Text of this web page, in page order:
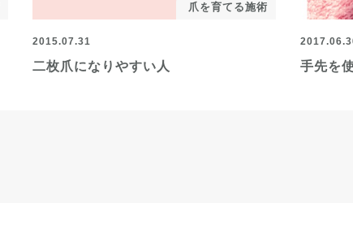
爪を育てる施術
2015.07.31
二枚爪になりやすい人 手先を